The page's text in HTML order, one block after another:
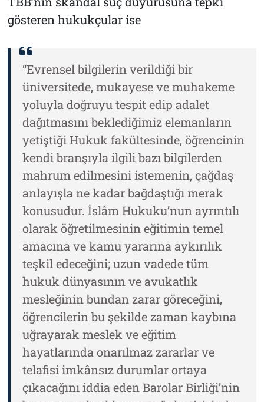
gösteren hukukçular ise
“Evrensel bilgilerin verildiği bir
üniversitede, mukayese ve muhakeme
yoluyla doğruyu tespit edip adalet
dağıtmasını beklediğimiz elemanların
yetiştiği Hukuk fakültesinde, öğrencinin
kendi branşıyla ilgili bazı bilgilerden
mahrum edilmesini istemenin, çağdaş
anlayışla ne kadar bağdaştığı merak
konusudur. İslâm Hukuku’nun ayrıntılı
olarak öğretilmesinin eğitimin temel
amacına ve kamu yararına aykırılık
teşkil edeceğini; uzun vadede tüm
hukuk dünyasının ve avukatlık
mesleğinin bundan zarar göreceğini,
öğrencilerin bu şekilde zaman kaybına
uğrayarak meslek ve eğitim
hayatlarında onarılmaz zararlar ve
telafisi imkânsız durumlar ortaya
çıkacağını iddia eden Barolar Birliği’nin